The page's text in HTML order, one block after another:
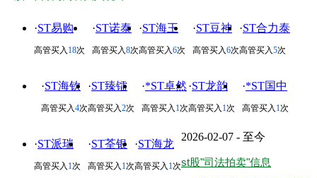
·ST易购
高管买入 18次
·ST诺泰
高管买入8次
·ST海王
高管买入6次
·ST豆神
高管买入6次
·ST合力泰
高管买入5次
·ST海钦
高管买入4次
·ST臻镭
高管买入2次
·*ST卓然
高管买入 1次
·ST龙韵
高管买入 1次
·*ST国中
高管买入 1次
·ST派瑞
高管买入 1次
·ST荃银
高管买入 1次
·ST海龙
高管买入 1次
2026-02-07 - 至今
st股"司法拍卖"信息